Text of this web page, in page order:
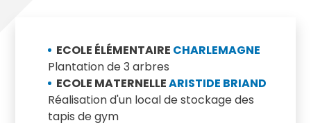
ECOLE ÉLÉMENTAIRE CHARLEMAGNE
Plantation de 3 arbres
ECOLE MATERNELLEARISTIDE BRIAND
Réalisation d'un local de stockage des
tapis de gym